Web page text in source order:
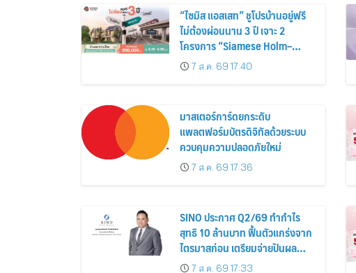
“ไซมิส แอสเสท” ชูโปรบ้านอยู่ฟรี
ไม่ต้องผ่อนนาน 3 ปี เจาะ 2
โครงการ “Siamese Holm–
Siamese Blossom” พร้อม
ส่วนลดและสิทธิพิเศษถึง 31
7 ส.ค. 69 17:40
มาสเตอร์การ์ดยกระดับ
แพลตฟอร์มบัตรดิจิทัลด้วยระบบ
ควบคุมความปลอดภัยใหม่
7 ส.ค. 69 17:36
SINO ประกาศ Q2/69 ทำกำไร
สุทธิ 10 ล้านบาท ฟื้นตัวแกร่งจาก
ไตรมาสก่อน เตรียมจ่ายปันผล
ระหว่างกาล 0.014423 บาทต่อหุ้น
7 ส.ค. 69 17:33